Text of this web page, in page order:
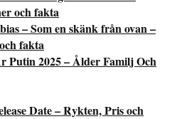
och fakta
– Som en skänk från ovan –
fakta
Putin 2025 – Ålder Familj Och
Date – Rykten, Pris och